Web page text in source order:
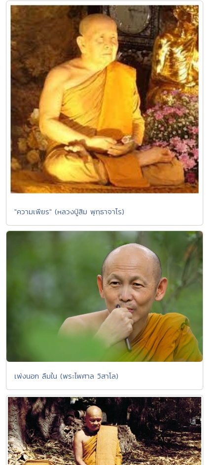
"ความเพียร" (หลวงปู่สิม พุทฺธาจาโร)
เพ่งนอก ลืมใน (พระไพศาล วิสาโล)